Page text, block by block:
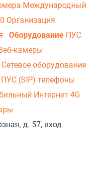
Международный
Организация
Оборудование ПУС
камеры
Сетевое оборудование
ПУС (SIP) телефоны
Интернет 4G
д. 57, вход